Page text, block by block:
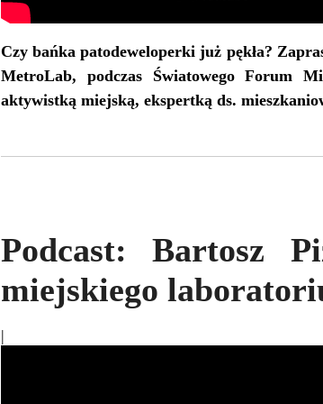
Czy bańka patodeweloperki już pękła?
MetroLab, podczas Światowego Forum
aktywistką miejską, ekspertką ds.
Podcast: Bartosz
miejskiego
|